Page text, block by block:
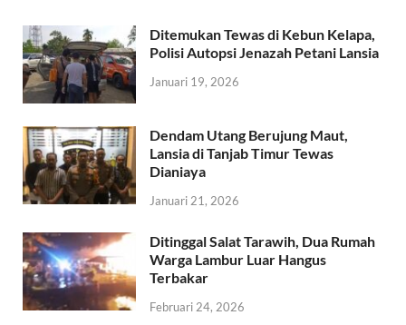
Ditemukan Tewas di Kebun Kelapa,
Polisi Autopsi Jenazah Petani Lansia
Januari 19, 2026
Dendam Utang Berujung Maut,
Lansia di Tanjab Timur Tewas
Dianiaya
Januari 21, 2026
Ditinggal Salat Tarawih, Dua Rumah
Warga Lambur Luar Hangus
Terbakar
Februari 24, 2026